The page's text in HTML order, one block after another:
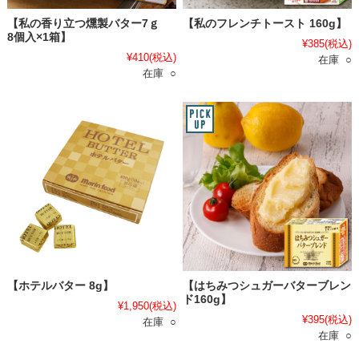
【私の香り立つ燻製バター7ｇ
8個入×1箱】
¥410(税込)
在庫 ○
【私のフレンチトースト 160g】
¥385(税込)
在庫 ○
【ホテルバター 8g】
¥1,950(税込)
在庫 ○
【はちみつシュガーバターブレン
ド160g】
¥395(税込)
在庫 ○